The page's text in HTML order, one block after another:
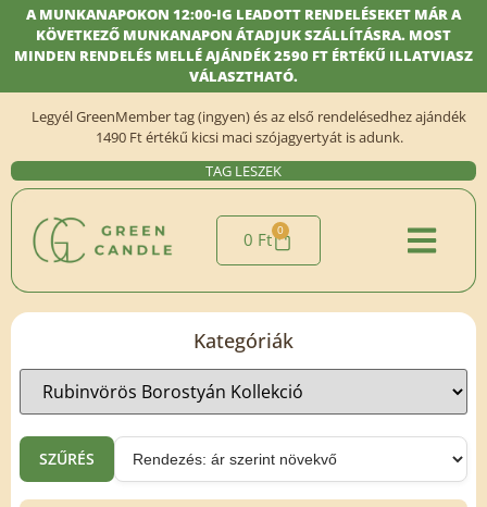
A MUNKANAPOKON 12:00-IG LEADOTT RENDELÉSEKET MÁR A
KÖVETKEZŐ MUNKANAPON ÁTADJUK SZÁLLÍTÁSRA. MOST
MINDEN RENDELÉS MELLÉ AJÁNDÉK 2590 FT ÉRTÉKŰ ILLATVIASZ
VÁLASZTHATÓ.
Legyél GreenMember tag (ingyen) és az első rendelésedhez ajándék
1490 Ft értékű kicsi maci szójagyertyát is adunk.
TAG LESZEK
0 Ft 0
Kategóriák
SZŰRÉS